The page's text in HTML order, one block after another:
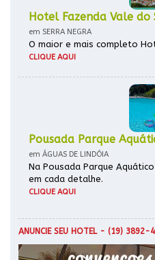
Hotel Fazenda Vale do
em SERRA NEGRA
O maior e mais completo
CLIQUE AQUI
Pousada Parque
em ÁGUAS DE LINDÓIA
Na Pousada Parque
em cada detalhe.
CLIQUE AQUI
ANUNCIE SEU HOTEL- (19) 3892-